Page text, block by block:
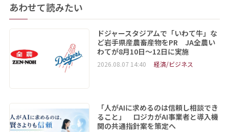
あわせて読みたい
ドジャースタジアムで「いわて牛」な
ど岩手県産農畜産物をPR JA全農い
わてが8月10日～12日に実施
2026.08.07 14:40 経済/ビジネス
「人がAIに求めるのは信頼し相談でき
ること」 ロジカがAI事業者と導入機
関の共通指針案を策定へ